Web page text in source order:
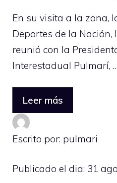
En su visita a la zona,
Deportes de la Nación,
reunió con la
Interestadual Pulmarí, …
Leer más
Escrito por: pulmari
Publicado el dia: 31